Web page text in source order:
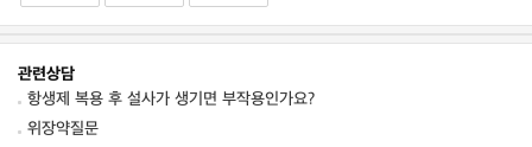
관련상담
항생제 복용 후 설사가 생기면 부작용인가요?
위장약질문